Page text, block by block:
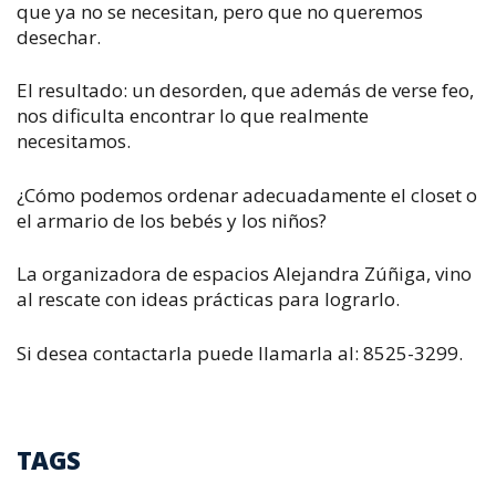
que ya no se necesitan, pero que no queremos
desechar.
El resultado: un desorden, que además de verse feo,
nos dificulta encontrar lo que realmente
necesitamos.
¿Cómo podemos ordenar adecuadamente el closet o
el armario de los bebés y los niños?
La organizadora de espacios Alejandra Zúñiga, vino
al rescate con ideas prácticas para lograrlo.
Si desea contactarla puede llamarla al: 8525-3299.
TAGS